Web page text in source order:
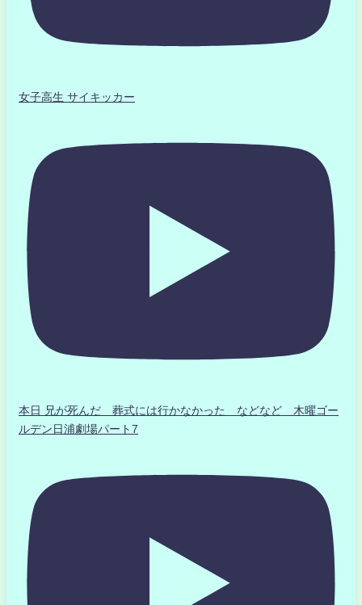
女子高生 サイキッカー
本日 兄が死んだ 葬式には行かなかった などなど 木曜ゴー
ルデン日浦劇場パート7